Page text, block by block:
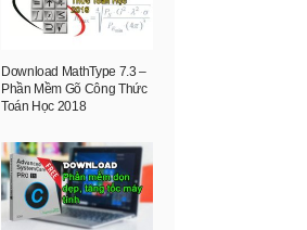
Download MathType 7.3 –
Phần Mềm Gõ Công Thức
Toán Học 2018